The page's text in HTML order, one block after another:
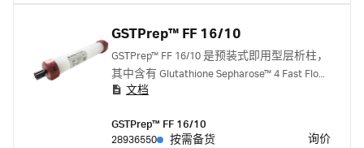
GSTPrep™ FF 16/10
GSTPrep™ FF 16/10 是预装式即用型层析柱，
其中含有 Glutathione Sepharose™ 4 Fast Flow
层析填料，设计用于对带谷胱甘肽 S-转移酶
大纯化。
文档
GSTPrep™ FF 16/10
28936550
按需备货
询价